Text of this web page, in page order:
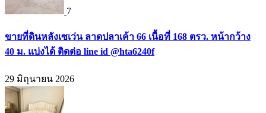
7
ขายที่ดินหลังเซเว่น ลาดปลาเค้า 66 เนื้อที่ 168 ตรว. หน้ากว้าง
40 ม. แบ่งได้ ติดต่อ line id @hta6240f
29 มิถุนายน 2026